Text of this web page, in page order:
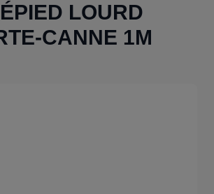
LOURD
CANNE 1M